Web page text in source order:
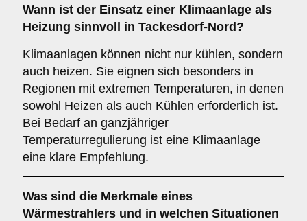
Wann ist der Einsatz einer Klimaanlage als
Heizung sinnvoll in Tackesdorf-Nord?
Klimaanlagen können nicht nur kühlen, sondern
auch heizen. Sie eignen sich besonders in
Regionen mit extremen Temperaturen, in denen
sowohl Heizen als auch Kühlen erforderlich ist.
Bei Bedarf an ganzjähriger
Temperaturregulierung ist eine Klimaanlage
eine klare Empfehlung.
Was sind die Merkmale eines
Wärmestrahlers und in welchen Situationen